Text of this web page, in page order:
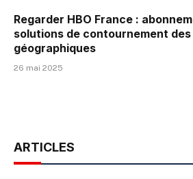
Regarder HBO France :
solutions de contournement
géographiques
26 mai 2025
ARTICLES